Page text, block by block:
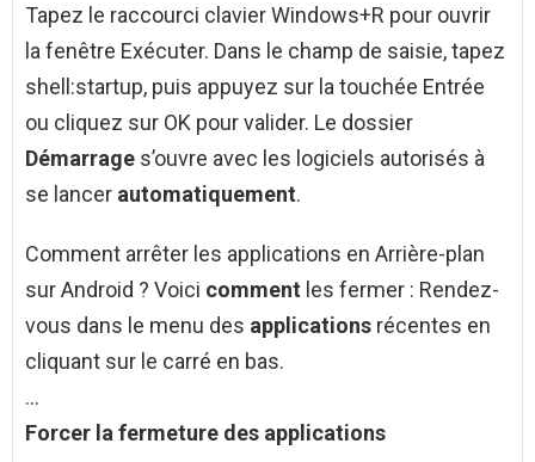
Tapez le raccourci clavier Windows+R pour ouvrir
la fenêtre Exécuter. Dans le champ de saisie, tapez
shell:startup, puis appuyez sur la touchée Entrée
ou cliquez sur OK pour valider. Le dossier
Démarrage s’ouvre avec les logiciels autorisés à
se lancer automatiquement.
Comment arrêter les applications en Arrière-plan
sur Android ? Voici comment les fermer : Rendez-
vous dans le menu des applications récentes en
cliquant sur le carré en bas.
…
Forcer la fermeture des applications